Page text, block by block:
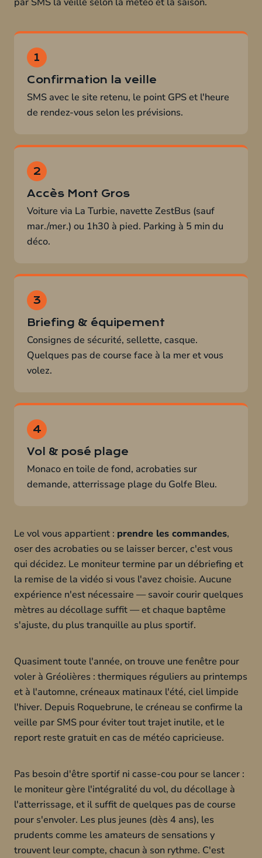
Confirmation la veille
SMS avec le site retenu, le point GPS et l'heure
de rendez-vous selon les prévisions.
Accès Mont Gros
Voiture via La Turbie, navette ZestBus (sauf
mar./mer.) ou 1h30 à pied. Parking à 5 min du
déco.
Briefing & équipement
Consignes de sécurité, sellette, casque.
Quelques pas de course face à la mer et vous
volez.
Vol & posé plage
Monaco en toile de fond, acrobaties sur
demande, atterrissage plage du Golfe Bleu.
Le vol vous appartient : prendre les commandes,
oser des acrobaties ou se laisser bercer, c'est vous
qui décidez. Le moniteur termine par un débriefing et
la remise de la vidéo si vous l'avez choisie. Aucune
expérience n'est nécessaire — savoir courir quelques
mètres au décollage suffit — et chaque baptême
s'ajuste, du plus tranquille au plus sportif.
Quasiment toute l'année, on trouve une fenêtre pour
voler à Gréolières : thermiques réguliers au printemps
et à l'automne, créneaux matinaux l'été, ciel limpide
l'hiver. Depuis Roquebrune, le créneau se confirme la
veille par SMS pour éviter tout trajet inutile, et le
report reste gratuit en cas de météo capricieuse.
Pas besoin d'être sportif ni casse-cou pour se lancer :
le moniteur gère l'intégralité du vol, du décollage à
l'atterrissage, et il suffit de quelques pas de course
pour s'envoler. Les plus jeunes (dès 4 ans), les
prudents comme les amateurs de sensations y
trouvent leur compte, chacun à son rythme. C'est